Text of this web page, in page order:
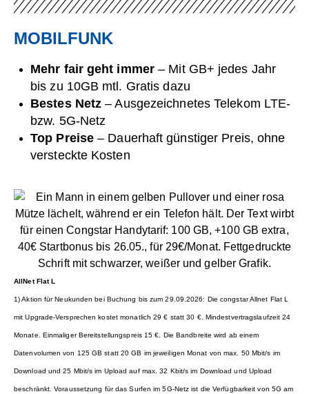
MOBILFUNK
Mehr fair geht immer – Mit GB+ jedes Jahr
bis zu 10GB mtl. Gratis dazu
Bestes Netz – Ausgezeichnetes Telekom LTE-
bzw. 5G-Netz
Top Preise – Dauerhaft günstiger Preis, ohne
versteckte Kosten
AllNet Flat L
1) Aktion für Neukunden bei Buchung bis zum 29.09.2026: Die congstar Allnet Flat L
mit Upgrade-Versprechen kostet monatlich 29 € statt 30 €. Mindestvertragslaufzeit 24
Monate. Einmaliger Bereitstellungspreis 15 €. Die Bandbreite wird ab einem
Datenvolumen von 125 GB statt 20 GB im jeweiligen Monat von max. 50 Mbit/s im
Download und 25 Mbit/s im Upload auf max. 32 Kbit/s im Download und Upload
beschränkt. Voraussetzung für das Surfen im 5G-Netz ist die Verfügbarkeit von 5G am